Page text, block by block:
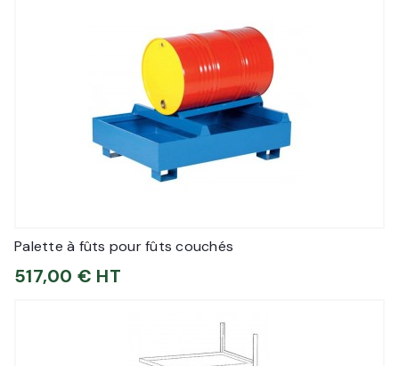
Palette à fûts pour fûts couchés
517,00 € HT